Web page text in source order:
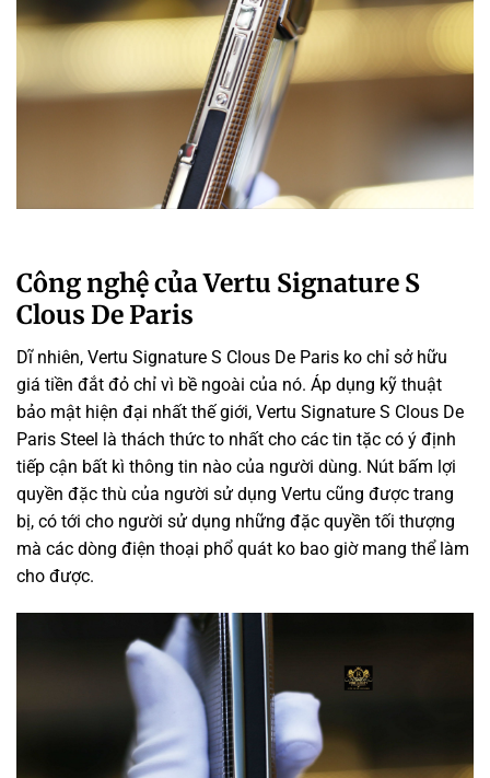
Công nghệ của Vertu Signature S
Clous De Paris
Dĩ nhiên, Vertu Signature S Clous De Paris ko chỉ sở hữu
giá tiền đắt đỏ chỉ vì bề ngoài của nó. Áp dụng kỹ thuật
bảo mật hiện đại nhất thế giới, Vertu Signature S Clous De
Paris Steel là thách thức to nhất cho các tin tặc có ý định
tiếp cận bất kì thông tin nào của người dùng. Nút bấm lợi
quyền đặc thù của người sử dụng Vertu cũng được trang
bị, có tới cho người sử dụng những đặc quyền tối thượng
mà các dòng điện thoại phổ quát ko bao giờ mang thể làm
cho được.